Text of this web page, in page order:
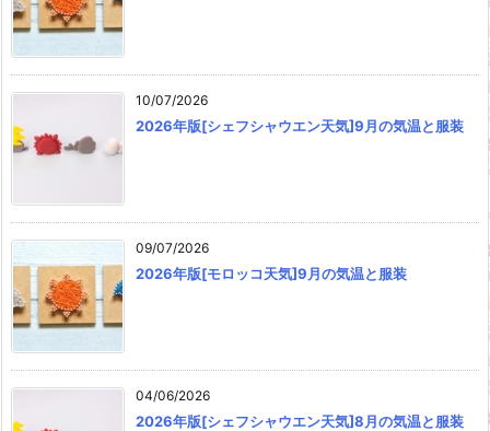
10/07/2026
2026年版[シェフシャウエン天気]9月の気温と服装
09/07/2026
2026年版[モロッコ天気]9月の気温と服装
04/06/2026
2026年版[シェフシャウエン天気]8月の気温と服装